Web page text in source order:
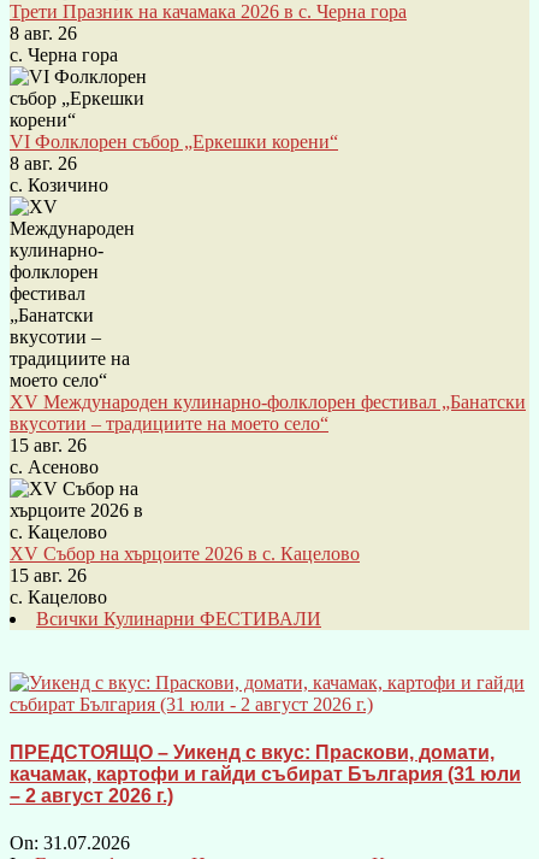
Трети Празник на качамака 2026 в с. Черна гора
8 авг. 26
с. Черна гора
VI Фолклорен събор „Еркешки корени“
8 авг. 26
с. Козичино
XV Международен кулинарно-фолклорен фестивал „Банатски
вкусотии – традициите на моето село“
15 авг. 26
с. Асеново
XV Събор на хърцоите 2026 в с. Кацелово
15 авг. 26
с. Кацелово
Всички Кулинарни ФЕСТИВАЛИ
ПРЕДСТОЯЩО – Уикенд с вкус: Праскови, домати,
качамак, картофи и гайди събират България (31 юли
– 2 август 2026 г.)
On: 31.07.2026